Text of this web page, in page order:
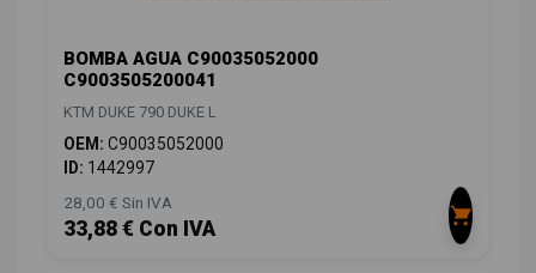
BOMBA AGUA C90035052000
C9003505200041
KTM DUKE 790 DUKE L
OEM: C90035052000
ID: 1442997
28,00 € Sin IVA
33,88 € Con IVA